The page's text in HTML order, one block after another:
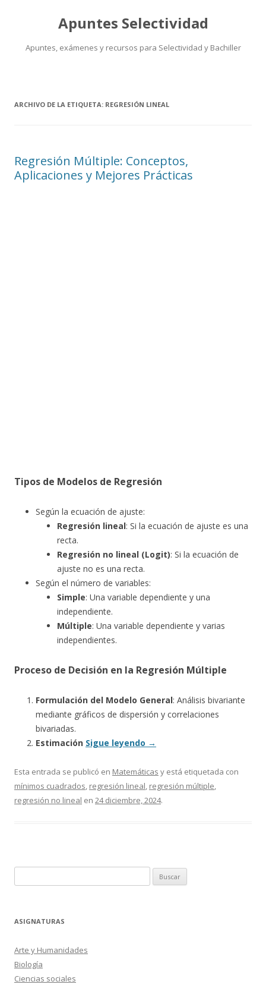
Apuntes Selectividad
Apuntes, exámenes y recursos para Selectividad y Bachiller
ARCHIVO DE LA ETIQUETA: REGRESIÓN LINEAL
Regresión Múltiple: Conceptos,
Aplicaciones y Mejores Prácticas
Tipos de Modelos de Regresión
Según la ecuación de ajuste:
Regresión lineal: Si la ecuación de ajuste es una
recta.
Regresión no lineal (Logit): Si la ecuación de
ajuste no es una recta.
Según el número de variables:
Simple: Una variable dependiente y una
independiente.
Múltiple: Una variable dependiente y varias
independientes.
Proceso de Decisión en la Regresión Múltiple
Formulación del Modelo General: Análisis bivariante
mediante gráficos de dispersión y correlaciones
bivariadas.
Estimación Sigue leyendo →
Esta entrada se publicó en Matemáticas y está etiquetada con
mínimos cuadrados, regresión lineal, regresión múltiple,
regresión no lineal en 24 diciembre, 2024.
ASIGNATURAS
Arte y Humanidades
Biología
Ciencias sociales